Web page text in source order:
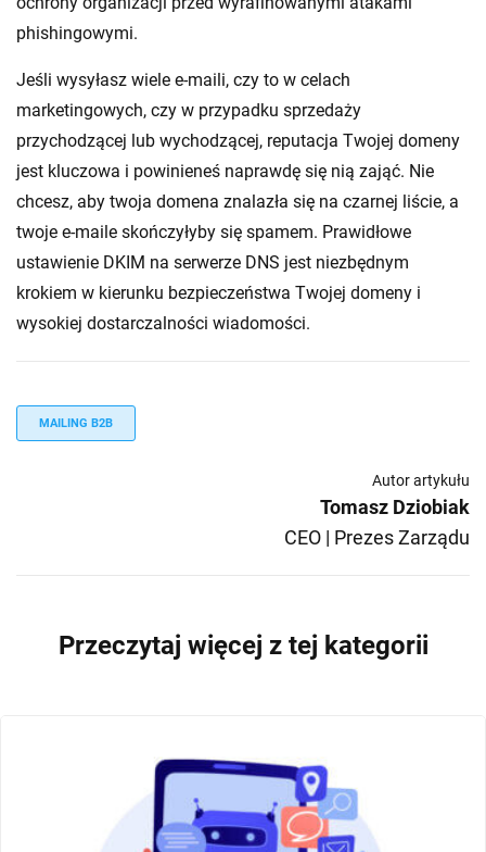
phishingowymi.
Jeśli wysyłasz wiele e-maili, czy to w celach
marketingowych, czy w przypadku sprzedaży
przychodzącej lub wychodzącej, reputacja Twojej domeny
jest kluczowa i powinieneś naprawdę się nią zająć. Nie
chcesz, aby twoja domena znalazła się na czarnej liście, a
twoje e-maile skończyłyby się spamem. Prawidłowe
ustawienie DKIM na serwerze DNS jest niezbędnym
krokiem w kierunku bezpieczeństwa Twojej domeny i
wysokiej dostarczalności wiadomości.
MAILING B2B
Autor artykułu
Tomasz Dziobiak
CEO | Prezes Zarządu
Przeczytaj więcej z tej kategorii
POZYSKIWANIE KLIENTÓW MAILING B2B